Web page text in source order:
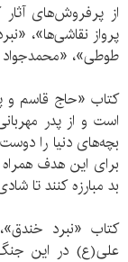
از پرفروش‌های
پرواز نقاشی‌ها»،
طوطی»، «محمدجواد
کتاب «حاج قاسم و
است و از پدر
بچه‌های دنیا را
برای این هدف
بد مبارزه کنند تا
کتاب «نبرد
علی(ع) در این